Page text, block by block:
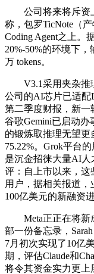
公司将来将斥资上
称，包罗TicNote（
Coding Agent之上。
20%-50%的环境下
万 tokens。
V3.1采用夹杂推
公司的AI芯片已适配
第二季度财报，新一
谷歌Gemini已启动办
的锻炼取推理无望
75.22%。Grok平台
是沉金招徕大量AI
评：自上市以来，这
用户，据相关报道，
100亿美元的新融资
Meta正正在将新
部一份备忘录，
7月初次实现了10亿
期，评估Claude和
将令其资金实力更